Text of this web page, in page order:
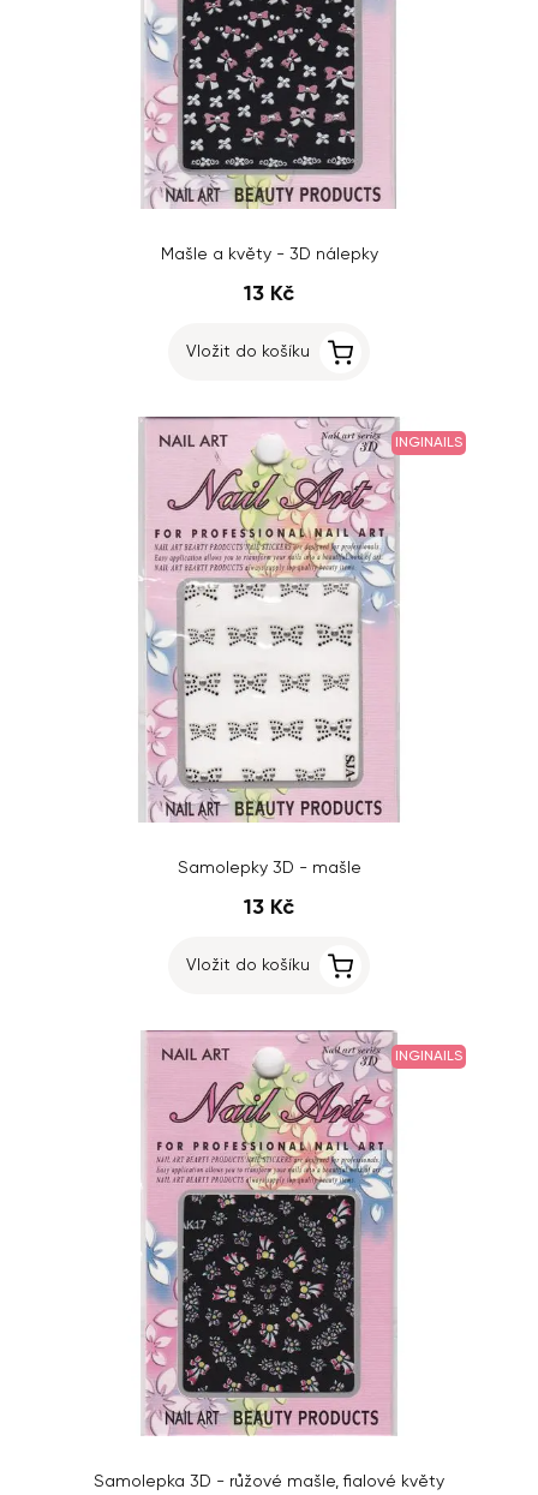
Mašle a květy - 3D nálepky
13 Kč
Vložit do košíku
INGINAILS
Samolepky 3D - mašle
13 Kč
Vložit do košíku
INGINAILS
Samolepka 3D - růžové mašle, fialové květy